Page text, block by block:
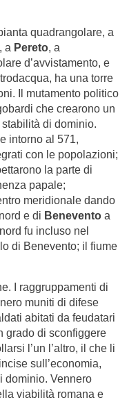
quadrangolare, a
a Pereto, a
d’avvistamento, e
ha una torre
Il mutamento politico
che crearono un
di dominio.
intorno al 571,
con le popolazioni;
la parte di
papale;
meridionale dando
e di Benevento a
fu incluso nel
di Benevento; il fiume
I raggruppamenti di
muniti di difese
abitati da feudatari
grado di sconfiggere
l’un l’altro, il che li
sull’economia,
dominio. Vennero
viabilità romana e